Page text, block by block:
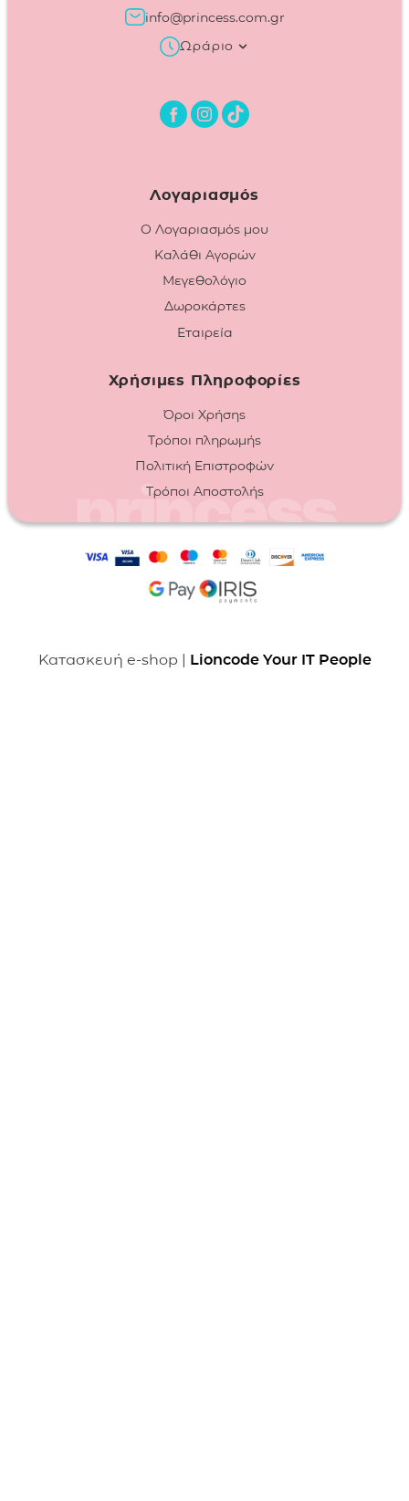
info@princess.com.gr
Ωράριο
Λογαριασμός
Ο Λογαριασμός μου
Καλάθι Αγορών
Μεγεθολόγιο
Δωροκάρτες
Εταιρεία
Χρήσιμες Πληροφορίες
Όροι Χρήσης
Τρόποι πληρωμής
Πολιτική Επιστροφών
Τρόποι Αποστολής
Κατασκευή e-shop | Lioncode Your IT People